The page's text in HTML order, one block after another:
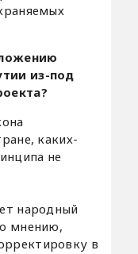
из-под
каких-
не
народный
мнению,
в